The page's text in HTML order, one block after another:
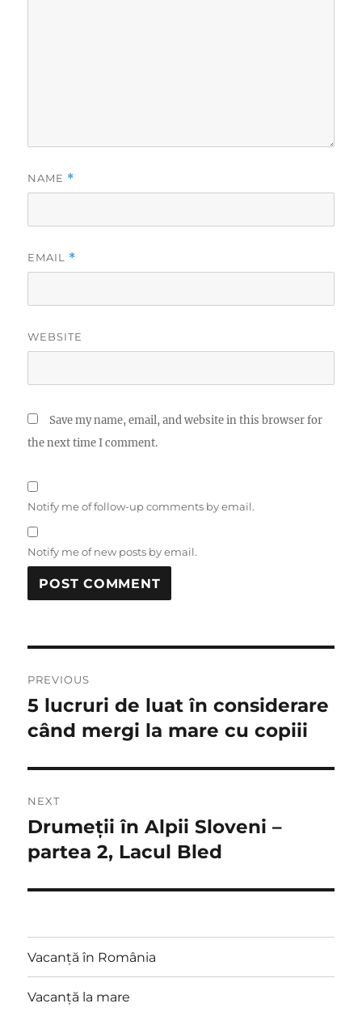
NAME *
EMAIL *
WEBSITE
Save my name, email, and website in this browser for
the next time I comment.
Notify me of follow-up comments by email.
Notify me of new posts by email.
navigation
PREVIOUS
Previous
post:
5 lucruri de luat în considerare
când mergi la mare cu copiii
NEXT
Next
post:
Drumeții în Alpii Sloveni –
partea 2, Lacul Bled
Vacanță în România
Vacanță la mare